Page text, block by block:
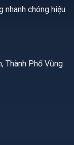
nhanh chóng hiệu
Thành Phố Vũng